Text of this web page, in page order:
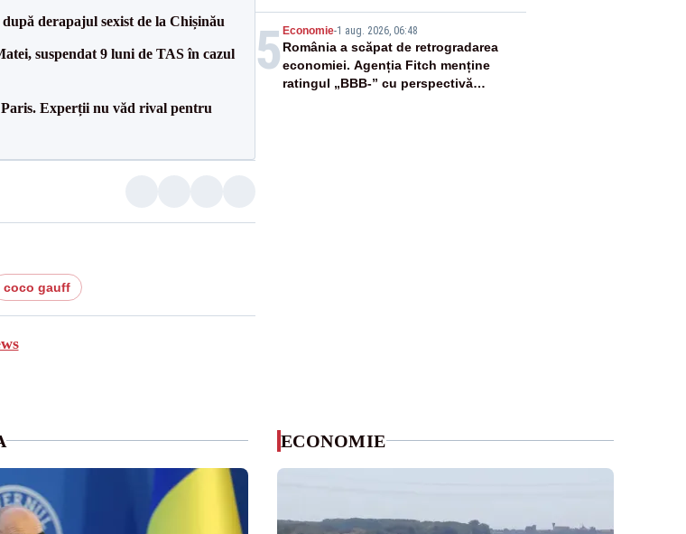
derapajul sexist de la Chișinău
suspendat 9 luni de TAS în cazul
Experții nu văd rival pentru
coco gauff
5 Economie-1 aug. 2026, 06:48
România a scăpat de retrogradarea
economiei. Agenția Fitch menține
ratingul „BBB-” cu perspectivă
ECONOMIE